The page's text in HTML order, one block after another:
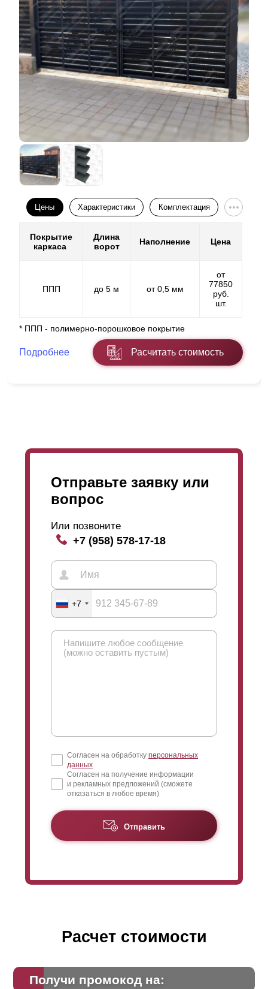
Цены Характеристики Комплектация
Покрытие
каркаса
Длина
ворот
Наполнение Цена
ППП до 5 м от 0,5 мм
от
77850
руб.
шт.
* ППП - полимерно-порошковое покрытие
Подробнее Расчитать стоимость
Отправьте заявку или
вопрос
Или позвоните
+7 (958) 578-17-18
+7
Согласен на обработку персональных
данных
Согласен на получение информации
и рекламных предложений (сможете
отказаться в любое время)
Отправить
Расчет стоимости
Получи промокод на: